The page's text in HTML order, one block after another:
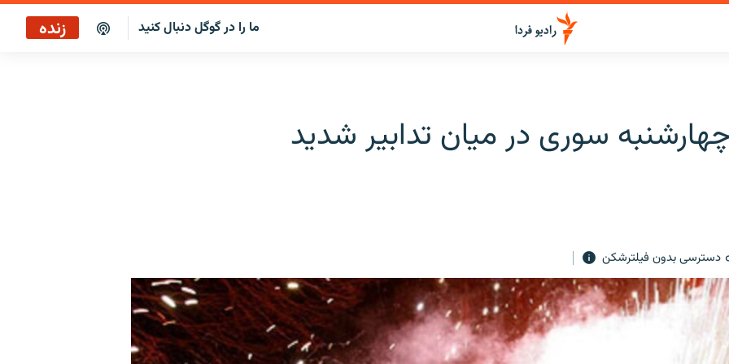
ما را در گوگل دنبال کنید زنده
چهارشنبه سوری در میان تدابیر شدید
دسترسی بدون فیلترشکن